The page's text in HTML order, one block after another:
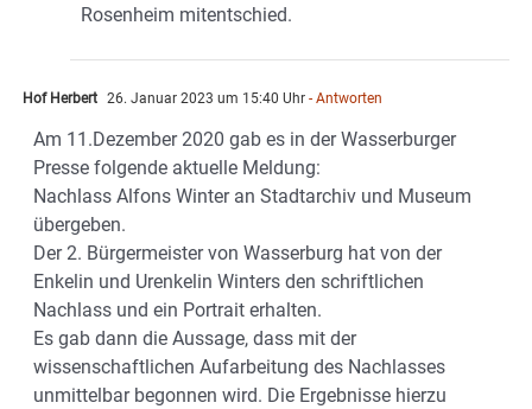
Rosenheim mitentschied.
Hof Herbert 26. Januar 2023 um 15:40 Uhr - Antworten
Am 11.Dezember 2020 gab es in der Wasserburger
Presse folgende aktuelle Meldung:
Nachlass Alfons Winter an Stadtarchiv und Museum
übergeben.
Der 2. Bürgermeister von Wasserburg hat von der
Enkelin und Urenkelin Winters den schriftlichen
Nachlass und ein Portrait erhalten.
Es gab dann die Aussage, dass mit der
wissenschaftlichen Aufarbeitung des Nachlasses
unmittelbar begonnen wird. Die Ergebnisse hierzu